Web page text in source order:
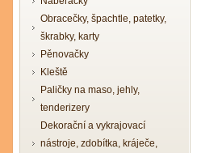
Obracečky, špachtle, patetky,
škrabky, karty
Pěnovačky
Kleště
Paličky na maso, jehly,
tenderizery
Dekorační a vykrajovací
nástroje, zdobítka, kráječe,